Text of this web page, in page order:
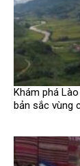
Khám phá
bản sắc vùng